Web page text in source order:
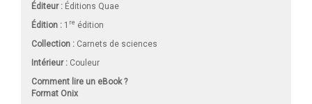
Éditeur : Éditions Quae
Édition : 1 re édition
Collection : Carnets de sciences
Intérieur : Couleur
Comment lire un eBook ?
Format Onix